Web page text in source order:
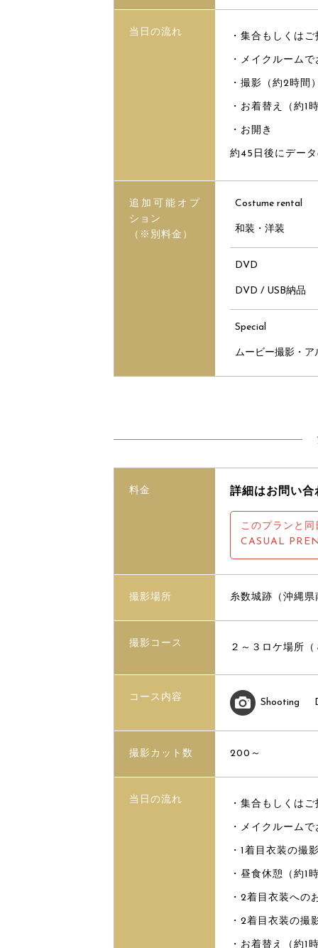
当日の流れ ・集合もしくは
・メイクルーム
・撮影（約2時間
・お着替え（約1
・お開き
約45日後にデー
追加可能オプ
ション
（※別料金）
Costume rental
和装・洋装
DVD
DVD / USB納品
Special
ムービー撮影・ア
料金 詳細はお問い合
このプランと
CASUAL
撮影場所 糸数城跡（沖縄県
撮影コース ２～３ロケ場所
コース内容 Shooting
撮影カット数 200～
当日の流れ ・集合もしくは
・メイクルーム
・1着目衣装の撮
・昼食休憩（約1
・2着目衣装への
・2着目衣装の撮
・お着替え（約1